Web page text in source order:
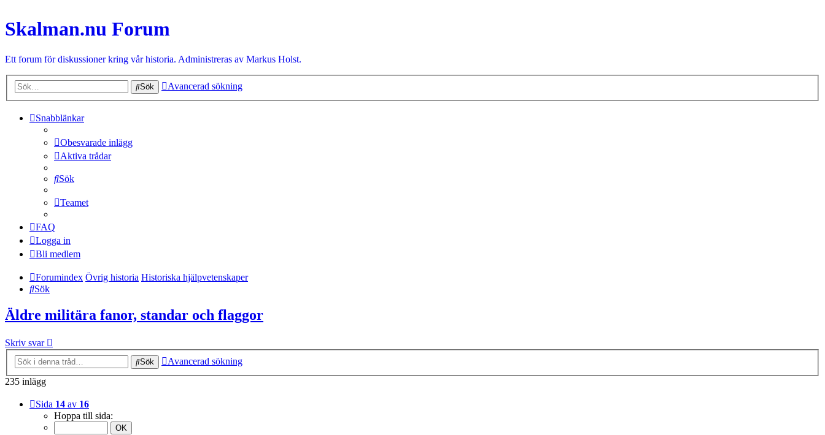
Skalman.nu Forum
Ett forum för diskussioner kring vår historia. Administreras av Markus Holst.
Sök Avancerad sökning
Snabblänkar
Obesvarade inlägg
Aktiva trådar
Sök
Teamet
FAQ
Logga in
Bli medlem
Forumindex Övrig historia Historiska hjälpvetenskaper
Sök
Äldre militära fanor, standar och flaggor
Skriv svar
Sök
Avancerad sökning
235 inlägg
Sida 14 av 16
Hoppa till sida: